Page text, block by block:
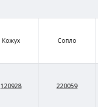
Кожух Сопло
120928 220059